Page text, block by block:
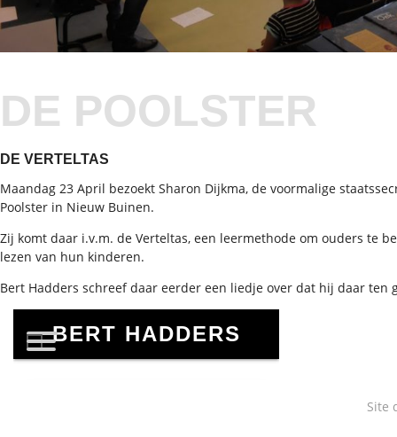
DE POOLSTER
DE VERTELTAS
Maandag 23 April bezoekt Sharon Dijkma, de voormalige
Poolster in Nieuw Buinen.
Zij komt daar i.v.m. de Verteltas, een leermethode om ouders te
lezen van hun kinderen.
Bert Hadders schreef daar eerder een liedje over dat hij daar ten
Site